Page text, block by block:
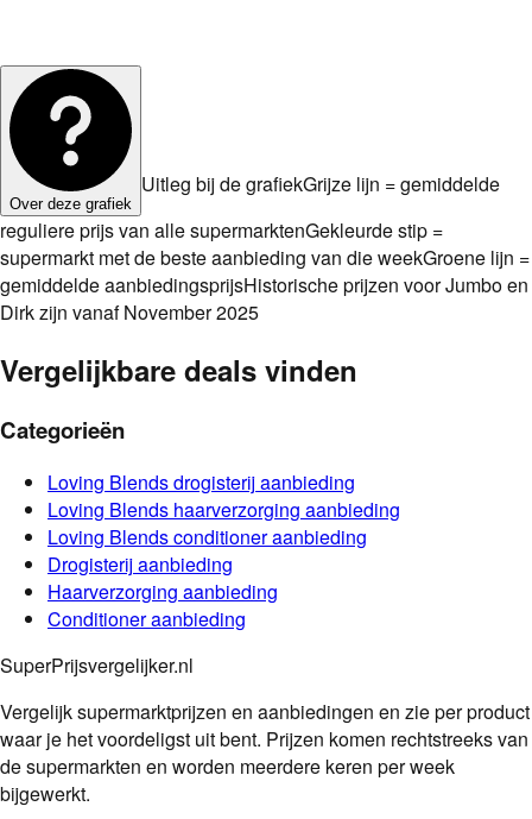
Over deze grafiek
Uitleg bij de grafiekGrijze lijn = gemiddelde
reguliere prijs van alle supermarktenGekleurde stip =
supermarkt met de beste aanbieding van die weekGroene lijn =
gemiddelde aanbiedingsprijsHistorische prijzen voor Jumbo en
Dirk zijn vanaf November 2025
Vergelijkbare deals vinden
Categorieën
Loving Blendsdrogisterijaanbieding
Loving Blends haarverzorging aanbieding
Loving Blendsconditioneraanbieding
Drogisterijaanbieding
Haarverzorging aanbieding
Conditioneraanbieding
SuperPrijsvergelijker.nl
Vergelijk supermarktprijzen en aanbiedingen en zie per product
waar je het voordeligst uit bent. Prijzen komen rechtstreeks van
de supermarkten en worden meerdere keren per week
bijgewerkt.